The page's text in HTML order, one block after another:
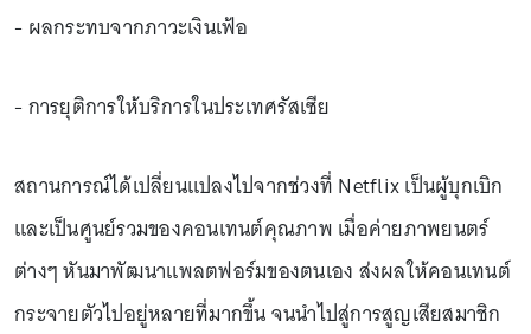
- ผลกระทบจากภาวะเงินเฟ้อ
- การยุติการให้บริการในประเทศรัสเซีย
สถานการณ์ได้เปลี่ยนแปลงไปจากช่วงที่ Netflix เป็นผู้บุกเบิก
และเป็นศูนย์รวมของคอนเทนต์คุณภาพ เมื่อค่ายภาพยนตร์
ต่างๆ หันมาพัฒนาแพลตฟอร์มของตนเอง ส่งผลให้คอนเทนต์
กระจายตัวไปอยู่หลายที่มากขึ้น จนนำไปสู่การสูญเสียสมาชิก